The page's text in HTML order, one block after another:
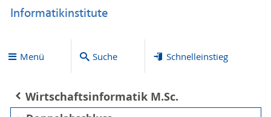
Informatikinstitute
Menü Suche Schnelleinstieg
Wirtschaftsinformatik M.Sc.